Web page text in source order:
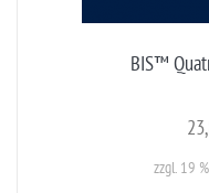
BIS™
zzgl. 19